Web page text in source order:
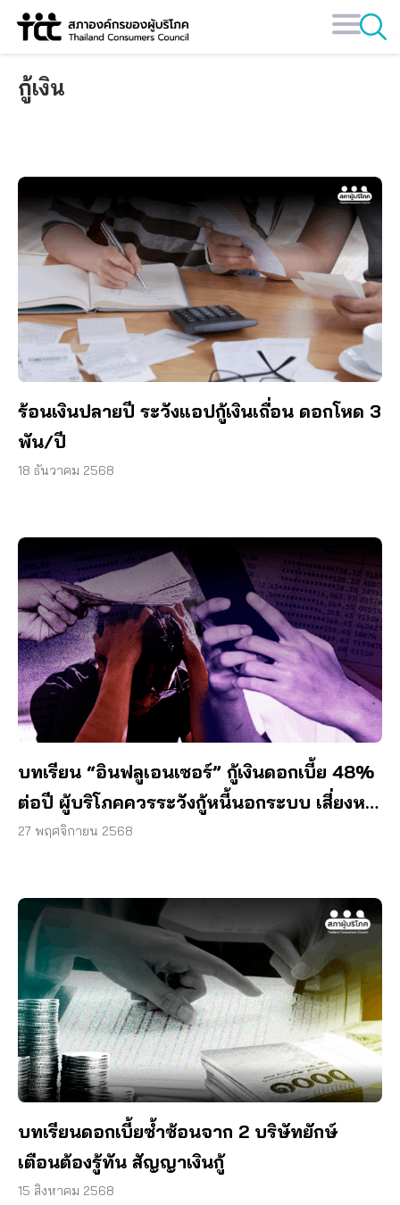
Skip
กู้เงิน
ร้อนเงินปลายปี ระวังแอปกู้เงินเถื่อน ดอกโหด 3
พัน/ปี
18 ธันวาคม 2568
บทเรียน “อินฟลูเอนเซอร์” กู้เงินดอกเบี้ย 48%
ต่อปี ผู้บริโภคควรระวังกู้หนี้นอกระบบ เสี่ยงหนี้
สะสมพุ่ง
27 พฤศจิกายน 2568
บทเรียนดอกเบี้ยซ้ำซ้อนจาก 2 บริษัทยักษ์
เตือนต้องรู้ทัน สัญญาเงินกู้
15 สิงหาคม 2568